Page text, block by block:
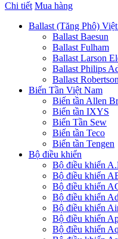
Chi tiết Mua hàng
Ballast (Tăng Phô)
Ballast Baesun
Ballast Fulham
Ballast Larson
Ballast Philips
Ballast Robertson
Biến Tần Việt Nam
Biến tần Allen
Biến tần IXYS
Biến Tần Sew
Biến tần Teco
Biến tần Tengen
Bộ điều khiển
Bộ điều khiển
Bộ điều khiển
Bộ điều khiển
Bộ điều khiển
Bộ điều khiển
Bộ điều khiển
Bộ điều khiển